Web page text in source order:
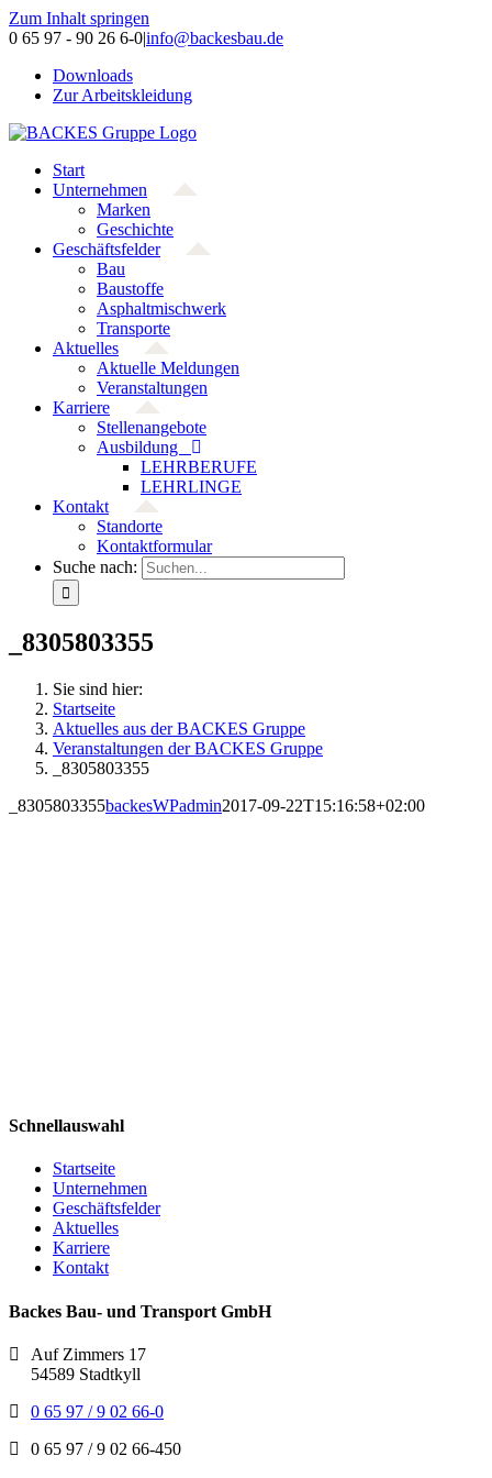
Zum Inhalt springen
0 65 97 - 90 26 6-0|info@backesbau.de
Downloads
Zur Arbeitskleidung
Start
Unternehmen
Marken
Geschichte
Geschäftsfelder
Bau
Baustoffe
Asphaltmischwerk
Transporte
Aktuelles
Aktuelle Meldungen
Veranstaltungen
Karriere
Stellenangebote
Ausbildung
LEHRBERUFE
LEHRLINGE
Kontakt
Standorte
Kontaktformular
Suche nach:
_8305803355
Sie sind hier:
Startseite
Aktuelles aus der BACKES Gruppe
Veranstaltungen der BACKES Gruppe
_8305803355
_8305803355backesWPadmin2017-09-22T15:16:58+02:00
Schnellauswahl
Startseite
Unternehmen
Geschäftsfelder
Aktuelles
Karriere
Kontakt
Backes Bau- und Transport GmbH
Auf Zimmers 17
54589 Stadtkyll
0 65 97 / 9 02 66-0
0 65 97 / 9 02 66-450